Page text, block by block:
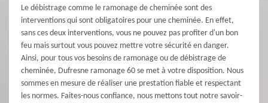
Le débistrage comme le ramonage de cheminée sont des
interventions qui sont obligatoires pour une cheminée. En effet,
sans ces deux interventions, vous ne pouvez pas profiter d'un bon
feu mais surtout vous pouvez mettre votre sécurité en danger.
Ainsi, pour tous vos besoins de ramonage ou de débistrage de
cheminée, Dufresne ramonage 60 se met à votre disposition. Nous
sommes en mesure de réaliser une prestation fiable et respectant
les normes. Faites-nous confiance, nous mettons tout notre savoir-